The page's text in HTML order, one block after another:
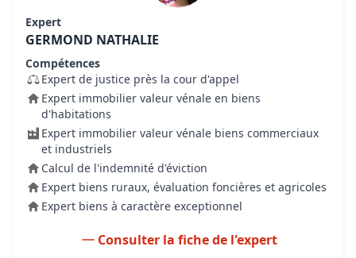
Expert
GERMOND NATHALIE
Compétences
Expert de justice près la cour d'appel
Expert immobilier valeur vénale en biens
d'habitations
Expert immobilier valeur vénale biens commerciaux
et industriels
Calcul de l'indemnité d'éviction
Expert biens ruraux, évaluation foncières et agricoles
Expert biens à caractère exceptionnel
Consulter la fiche de l'expert